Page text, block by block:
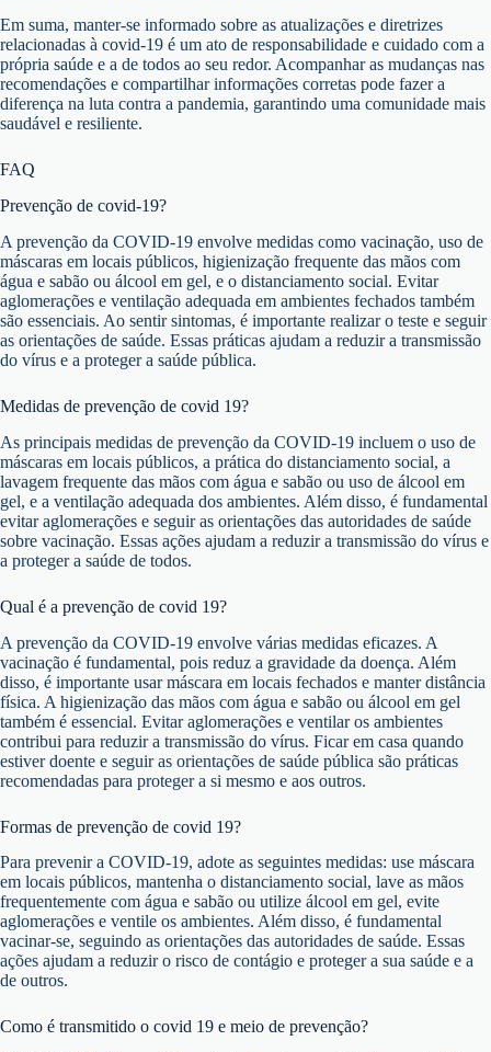
Em suma, manter-se informado sobre as atualizações e diretrizes
relacionadas à covid-19 é um ato de responsabilidade e cuidado com a
própria saúde e a de todos ao seu redor. Acompanhar as mudanças nas
recomendações e compartilhar informações corretas pode fazer a
diferença na luta contra a pandemia, garantindo uma comunidade mais
saudável e resiliente.
FAQ
Prevenção de covid-19?
A prevenção da COVID-19 envolve medidas como vacinação, uso de
máscaras em locais públicos, higienização frequente das mãos com
água e sabão ou álcool em gel, e o distanciamento social. Evitar
aglomerações e ventilação adequada em ambientes fechados também
são essenciais. Ao sentir sintomas, é importante realizar o teste e seguir
as orientações de saúde. Essas práticas ajudam a reduzir a transmissão
do vírus e a proteger a saúde pública.
Medidas de prevenção de covid 19?
As principais medidas de prevenção da COVID-19 incluem o uso de
máscaras em locais públicos, a prática do distanciamento social, a
lavagem frequente das mãos com água e sabão ou uso de álcool em
gel, e a ventilação adequada dos ambientes. Além disso, é fundamental
evitar aglomerações e seguir as orientações das autoridades de saúde
sobre vacinação. Essas ações ajudam a reduzir a transmissão do vírus e
a proteger a saúde de todos.
Qual é a prevenção de covid 19?
A prevenção da COVID-19 envolve várias medidas eficazes. A
vacinação é fundamental, pois reduz a gravidade da doença. Além
disso, é importante usar máscara em locais fechados e manter distância
física. A higienização das mãos com água e sabão ou álcool em gel
também é essencial. Evitar aglomerações e ventilar os ambientes
contribui para reduzir a transmissão do vírus. Ficar em casa quando
estiver doente e seguir as orientações de saúde pública são práticas
recomendadas para proteger a si mesmo e aos outros.
Formas de prevenção de covid 19?
Para prevenir a COVID-19, adote as seguintes medidas: use máscara
em locais públicos, mantenha o distanciamento social, lave as mãos
frequentemente com água e sabão ou utilize álcool em gel, evite
aglomerações e ventile os ambientes. Além disso, é fundamental
vacinar-se, seguindo as orientações das autoridades de saúde. Essas
ações ajudam a reduzir o risco de contágio e proteger a sua saúde e a
de outros.
Como é transmitido o covid 19 e meio de prevenção?